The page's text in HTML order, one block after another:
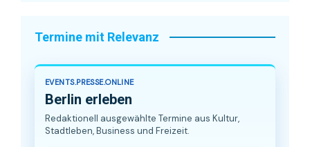
Termine mit Relevanz
EVENTS.PRESSE.ONLINE
Berlin erleben
Redaktionell ausgewählte Termine aus Kultur,
Stadtleben, Business und Freizeit.